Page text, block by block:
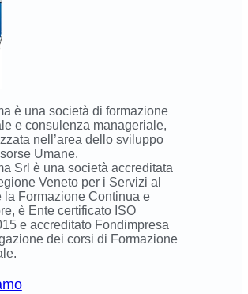
è una società di formazione
e consulenza manageriale,
nell’area dello sviluppo
Umane.
Srl è una società accreditata
Veneto per i Servizi al
la Formazione Continua e
è Ente certificato ISO
e accreditato Fondimpresa
dei corsi di Formazione